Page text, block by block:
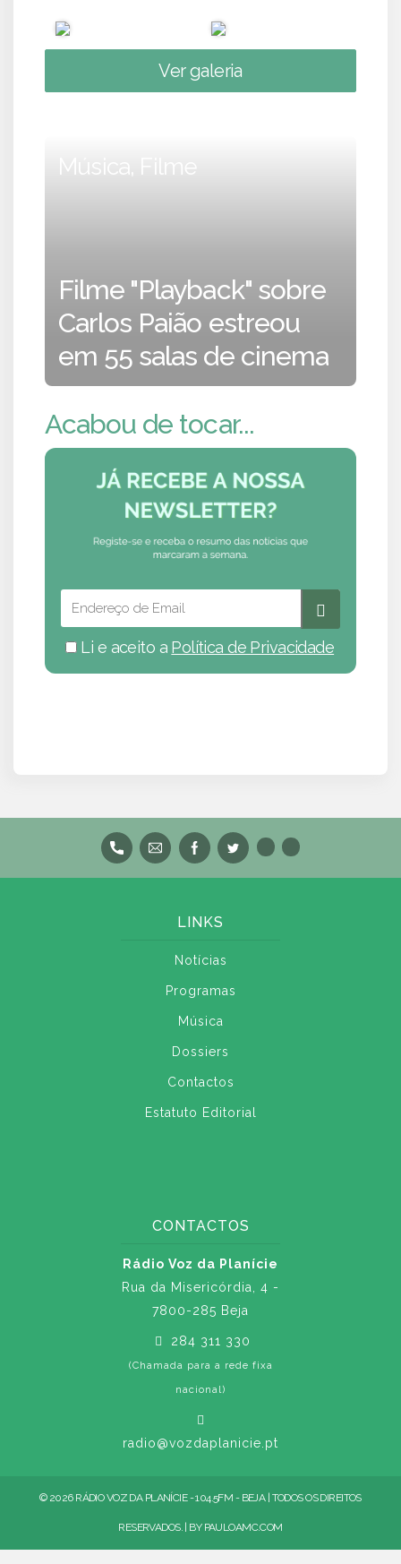
Ver galeria
Música, Filme
Filme "Playback" sobre
Carlos Paião estreou
em 55 salas de cinema
Acabou de tocar...
Li e aceito a Política de Privacidade
LINKS
Notícias
Programas
Música
Dossiers
Contactos
Estatuto Editorial
CONTACTOS
Rádio Voz da Planície
Rua da Misericórdia, 4 -
7800-285 Beja
284 311 330
(Chamada para a rede fixa
nacional)
radio@vozdaplanicie.pt
© 2026 RÁDIO VOZ DA PLANÍCIE - 104.5FM - BEJA | TODOS OS DIREITOS
RESERVADOS. | BY PAULOAMC.COM